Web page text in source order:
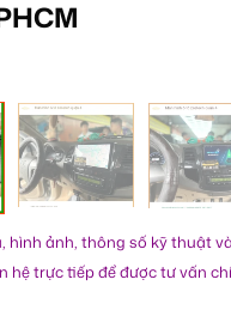
hình ảnh, thông số kỹ thuật
hệ trực tiếp để được tư vấn